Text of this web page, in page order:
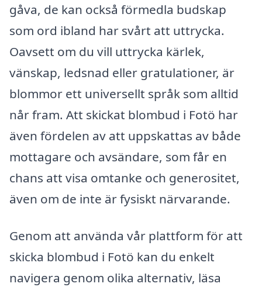
gåva, de kan också förmedla budskap
som ord ibland har svårt att uttrycka.
Oavsett om du vill uttrycka kärlek,
vänskap, ledsnad eller gratulationer, är
blommor ett universellt språk som alltid
når fram. Att skickat blombud i Fotö har
även fördelen av att uppskattas av både
mottagare och avsändare, som får en
chans att visa omtanke och generositet,
även om de inte är fysiskt närvarande.
Genom att använda vår plattform för att
skicka blombud i Fotö kan du enkelt
navigera genom olika alternativ, läsa